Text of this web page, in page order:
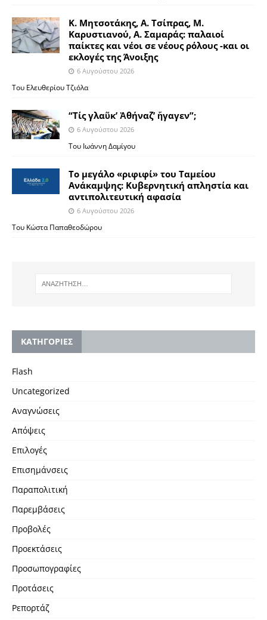
Κ. Μητσοτάκης, Α. Τσίπρας, Μ.
Καρυστιανού, Α. Σαμαράς: παλαιοί
παίκτες και νέοι σε νέους ρόλους -και οι
εκλογές της Άνοιξης
6 Αυγούστου 2026
Του Ελευθερίου Τζιόλα
“Τίς γλαῦκ’ Ἀθήναζ’ ἤγαγεν”;
6 Αυγούστου 2026
Του Ιωάννη Δαμίγου
Το μεγάλο «ριφιφί» του Ταμείου
Ανάκαμψης: Κυβερνητική απληστία και
αντιπολιτευτική αφασία
6 Αυγούστου 2026
Του Κώστα Παπαθεοδώρου
KΑΤΗΓΟΡΙΕΣ
Flash
Uncategorized
Αναγνώσεις
Απόψεις
Επιλογές
Επισημάνσεις
Παραπολιτική
Παρεμβάσεις
Προβολές
Προεκτάσεις
Προσωπογραφίες
Προτάσεις
Ρεπορτάζ